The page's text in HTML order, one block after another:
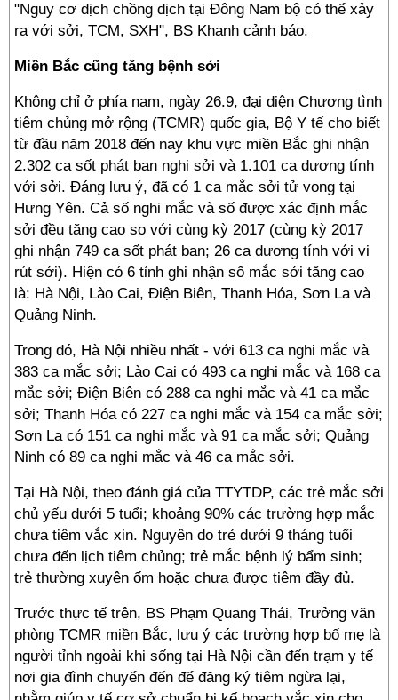
"Nguy cơ dịch chồng dịch tại Đông Nam bộ có thể xảy
ra với sởi, TCM, SXH", BS Khanh cảnh báo.
Miền Bắc cũng tăng bệnh sởi
Không chỉ ở phía nam, ngày 26.9, đại diện Chương tình
tiêm chủng mở rộng (TCMR) quốc gia, Bộ Y tế cho biết
từ đầu năm 2018 đến nay khu vực miền Bắc ghi nhận
2.302 ca sốt phát ban nghi sởi và 1.101 ca dương tính
với sởi. Đáng lưu ý, đã có 1 ca mắc sởi tử vong tại
Hưng Yên. Cả số nghi mắc và số được xác định mắc
sởi đều tăng cao so với cùng kỳ 2017 (cùng kỳ 2017
ghi nhận 749 ca sốt phát ban; 26 ca dương tính với vi
rút sởi). Hiện có 6 tỉnh ghi nhận số mắc sởi tăng cao
là: Hà Nội, Lào Cai, Điện Biên, Thanh Hóa, Sơn La và
Quảng Ninh.
Trong đó, Hà Nội nhiều nhất - với 613 ca nghi mắc và
383 ca mắc sởi; Lào Cai có 493 ca nghi mắc và 168 ca
mắc sởi; Điện Biên có 288 ca nghi mắc và 41 ca mắc
sởi; Thanh Hóa có 227 ca nghi mắc và 154 ca mắc sởi;
Sơn La có 151 ca nghi mắc và 91 ca mắc sởi; Quảng
Ninh có 89 ca nghi mắc và 46 ca mắc sởi.
Tại Hà Nội, theo đánh giá của TTYTDP, các trẻ mắc sởi
chủ yếu dưới 5 tuổi; khoảng 90% các trường hợp mắc
chưa tiêm vắc xin. Nguyên do trẻ dưới 9 tháng tuổi
chưa đến lịch tiêm chủng; trẻ mắc bệnh lý bẩm sinh;
trẻ thường xuyên ốm hoặc chưa được tiêm đầy đủ.
Trước thực tế trên, BS Phạm Quang Thái, Trưởng văn
phòng TCMR miền Bắc, lưu ý các trường hợp bố mẹ là
người tỉnh ngoài khi sống tại Hà Nội cần đến trạm y tế
nơi gia đình chuyển đến để đăng ký tiêm ngừa lại,